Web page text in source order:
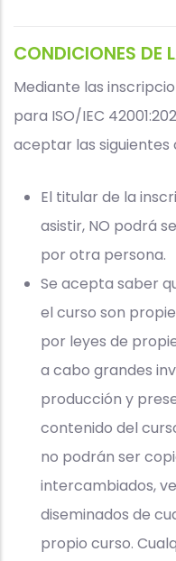
CONDICIONES DE
Mediante las
para ISO/IEC
aceptar las siguientes
El titular de la
asistir, NO podrá
por otra persona.
Se acepta saber
el curso son
por leyes de
a cabo grandes
producción y
contenido del
no podrán ser
intercambiados,
diseminados de
propio curso.